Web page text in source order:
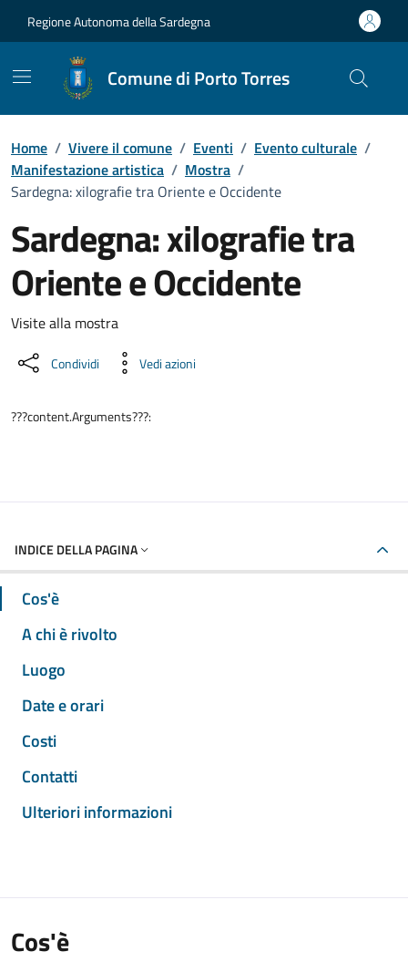
Regione Autonoma della Sardegna
Comune di Porto Torres
Home / Vivere il comune / Eventi / Evento culturale /
Manifestazione artistica / Mostra /
Sardegna: xilografie tra Oriente e Occidente
Sardegna: xilografie tra
Oriente e Occidente
Dettaglio dell'evento
Visite alla mostra
Condividi Vedi azioni
???content.Arguments???:
INDICE DELLA PAGINA
Cos'è
A chi è rivolto
Luogo
Date e orari
Costi
Contatti
Ulteriori informazioni
Cos'è